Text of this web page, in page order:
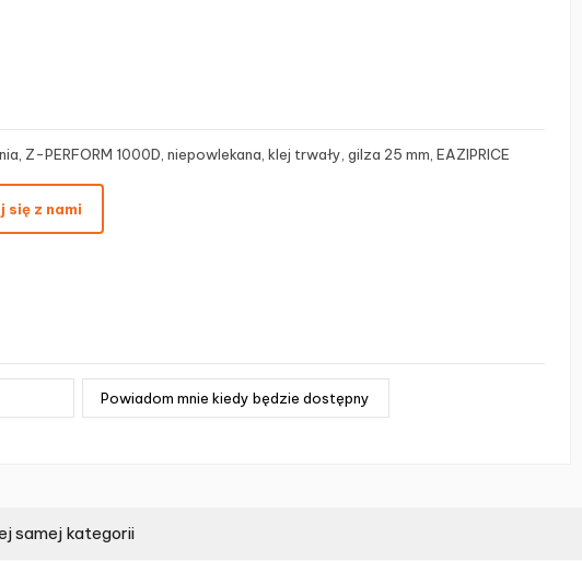
Z-PERFORM 1000D, niepowlekana, klej trwały, gilza 25 mm, EAZIPRICE
się z nami
samej kategorii